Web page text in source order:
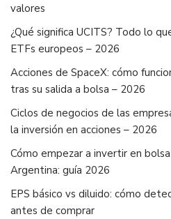
valores
¿Qué significa UCITS? Todo lo
ETFs europeos – 2026
Acciones de SpaceX: cómo
tras su salida a bolsa – 2026
Ciclos de negocios de las
la inversión en acciones – 2026
Cómo empezar a invertir en
Argentina: guía 2026
EPS básico vs diluido: cómo
antes de comprar